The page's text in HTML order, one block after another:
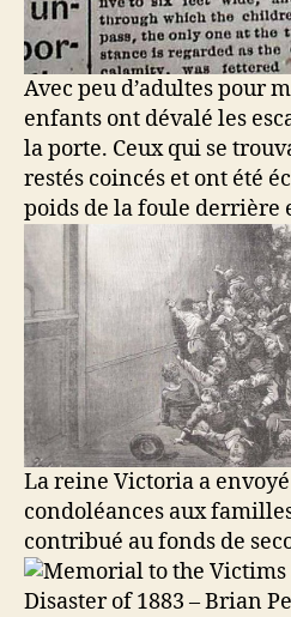
Avec peu d’adultes pour
enfants ont dévalé les
la porte. Ceux qui se
restés coincés et ont été
poids de la foule derrière
La reine Victoria a
condoléances aux
contribué au fonds de